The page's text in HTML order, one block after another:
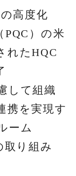
高度化
PQC）の米
れたHQC
して組織
携を実現す
ーム
取り組み